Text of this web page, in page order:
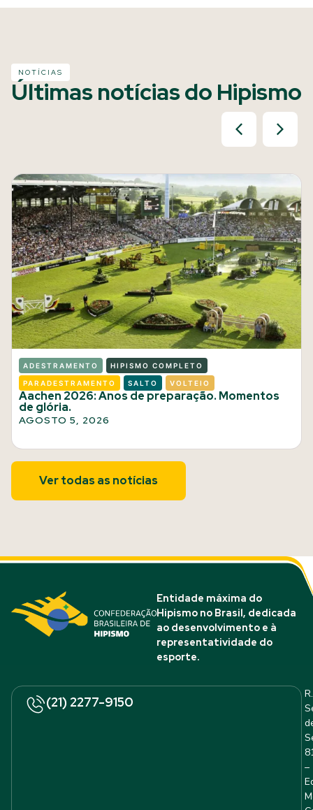
NOTÍCIAS
Últimas notícias do Hipismo
ADESTRAMENTO HIPISMO COMPLETO
PARADESTRAMENTO SALTO VOLTEIO
Aachen 2026: Anos de preparação. Momentos
de glória.
AGOSTO 5, 2026
Ver todas as notícias
Entidade máxima do
Hipismo no Brasil, dedicada
ao desenvolvimento e à
representatividade do
esporte.
(21) 2277-9150
R.
–